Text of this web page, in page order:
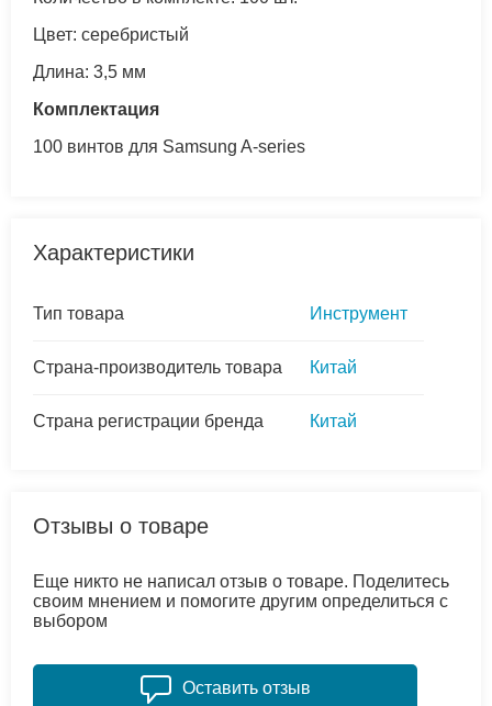
Цвет: серебристый
Длина: 3,5 мм
Комплектация
100 винтов для Samsung A-series
Характеристики
Тип товара Инструмент
Страна-производитель товара Китай
Страна регистрации бренда Китай
Отзывы о товаре
Еще никто не написал отзыв о товаре. Поделитесь
своим мнением и помогите другим определиться с
выбором
Оставить отзыв